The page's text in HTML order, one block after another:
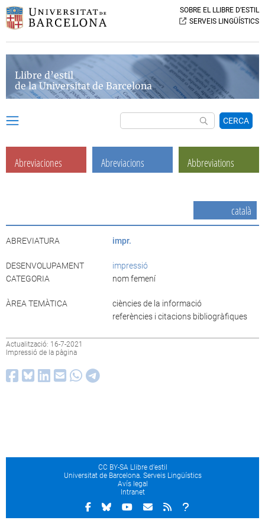
SOBRE EL LLIBRE D’ESTIL
SERVEIS LINGÜÍSTICS
Llibre d’estil
de la Universitat de Barcelona
CERCA
Abreviaciones Abreviacions Abbreviations
català
ABREVIATURA impr.
DESENVOLUPAMENT
impressió
CATEGORIA
nom femení
ÀREA TEMÀTICA
ciències de la informació
referències i citacions bibliogràfiques
Actualització: 16-7-2021
Impressió de la pàgina
CC BY-SA Llibre d’estil
Universitat de Barcelona. Serveis Lingüístics
Avís legal
Intranet